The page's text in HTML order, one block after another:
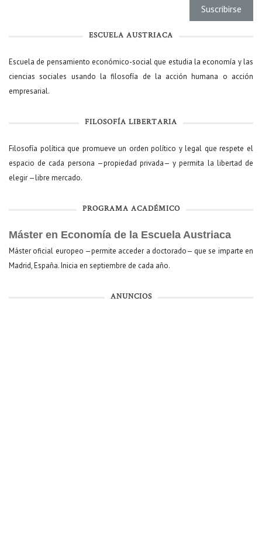
ESCUELA AUSTRIACA
Escuela de pensamiento económico-social que estudia la economía y las
ciencias sociales usando la filosofía de la acción humana o acción
empresarial.
FILOSOFÍA LIBERTARIA
Filosofía política que promueve un orden político y legal que respete el
espacio de cada persona —propiedad privada— y permita la libertad de
elegir —libre mercado.
PROGRAMA ACADÉMICO
Máster en Economía de la Escuela Austriaca
Máster oficial europeo —permite acceder a doctorado— que se imparte en
Madrid, España. Inicia en septiembre de cada año.
ANUNCIOS